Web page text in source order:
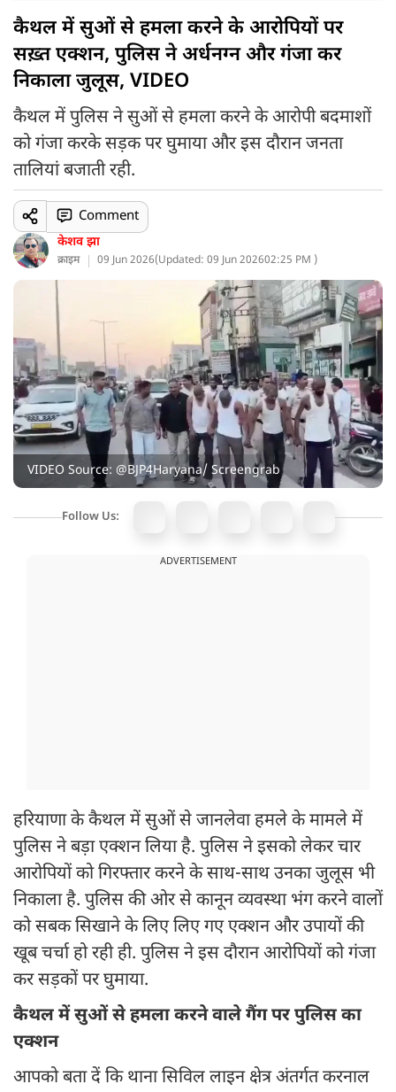
कैथल में सुओं से हमला करने के आरोपियों पर
सख़्त एक्शन, पुलिस ने अर्धनग्न और गंजा कर
निकाला जुलूस, VIDEO
कैथल में पुलिस ने सुओं से हमला करने के आरोपी बदमाशों
को गंजा करके सड़क पर घुमाया और इस दौरान जनता
तालियां बजाती रही.
केशव झा
क्राइम 09 Jun 2026(Updated: 09 Jun 202602:25 PM )
Comment
VIDEO Source: @BJP4Haryana/ Screengrab
Follow Us:
ADVERTISEMENT
हरियाणा के कैथल में सुओं से जानलेवा हमले के मामले में
पुलिस ने बड़ा एक्शन लिया है. पुलिस ने इसको लेकर चार
आरोपियों को गिरफ्तार करने के साथ-साथ उनका जुलूस भी
निकाला है. पुलिस की ओर से कानून व्यवस्था भंग करने वालों
को सबक सिखाने के लिए लिए गए एक्शन और उपायों की
खूब चर्चा हो रही ही. पुलिस ने इस दौरान आरोपियों को गंजा
कर सड़कों पर घुमाया.
कैथल में सुओं से हमला करने वाले गैंग पर पुलिस का
एक्शन
आपको बता दें कि थाना सिविल लाइन क्षेत्र अंतर्गत करनाल